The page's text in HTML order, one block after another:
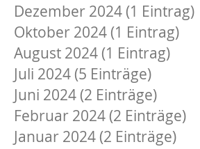
Dezember 2024 (1 Eintrag)
Oktober 2024 (1 Eintrag)
August 2024 (1 Eintrag)
Juli 2024 (5 Einträge)
Juni 2024 (2 Einträge)
Februar 2024 (2 Einträge)
Januar 2024 (2 Einträge)